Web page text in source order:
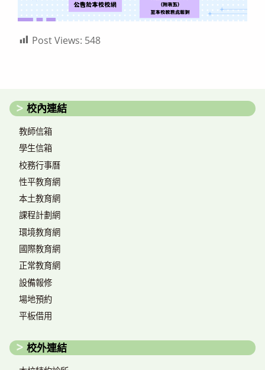
Post Views: 548
校內連結
教師信箱
學生信箱
校務行事曆
性平教育網
本土教育網
課程計劃網
環境教育網
國際教育網
正常教育網
設備報修
場地預約
平板借用
校外連結